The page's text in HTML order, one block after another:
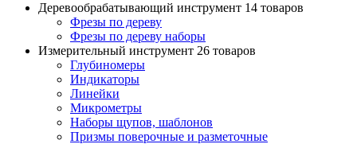
Деревообрабатывающий инструмент 14 товаров
Фрезы по дереву
Фрезы по дереву наборы
Измерительный инструмент 26 товаров
Глубиномеры
Индикаторы
Линейки
Микрометры
Наборы щупов, шаблонов
Призмы поверочные и разметочные